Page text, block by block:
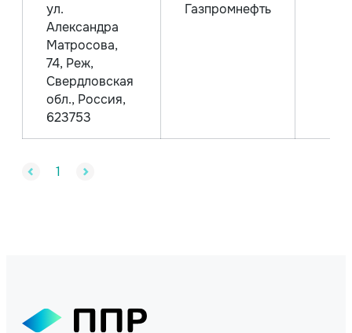
ул.
Александра
Матросова,
74, Реж,
Свердловская
обл., Россия,
623753
Газпромнефть
1